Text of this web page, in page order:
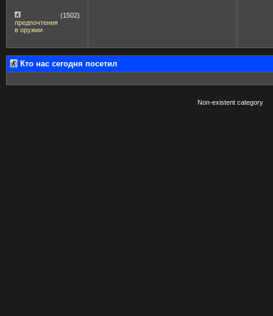
предпочтения
в оружии
(1502)
Кто нас сегодня посетил
Non-existent category